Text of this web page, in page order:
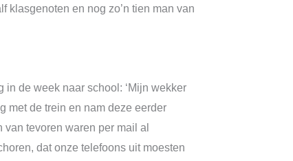
klasgenoten en nog zo’n tien man van
de week naar school: ‘Mijn wekker
met de trein en nam deze eerder
tevoren waren per mail al
dat onze telefoons uit moesten